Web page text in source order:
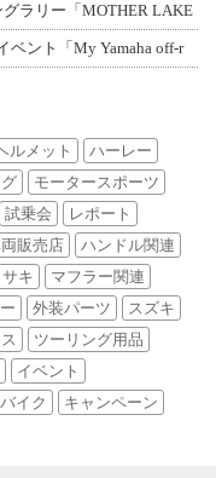
ラリー「MOTHER LAKE
ベント「My Yamaha off-r
ルメット
ハーレー
モータースポーツ
試乗会
レポート
販売店
ハンドル関連
キ
マフラー関連
外装パーツ
スズキ
ツーリング用品
イベント
イク
キャンペーン